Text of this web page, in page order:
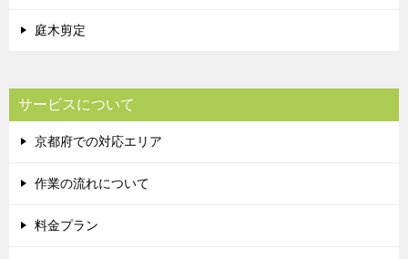
庭木剪定
サービスについて
京都府での対応エリア
作業の流れについて
料金プラン